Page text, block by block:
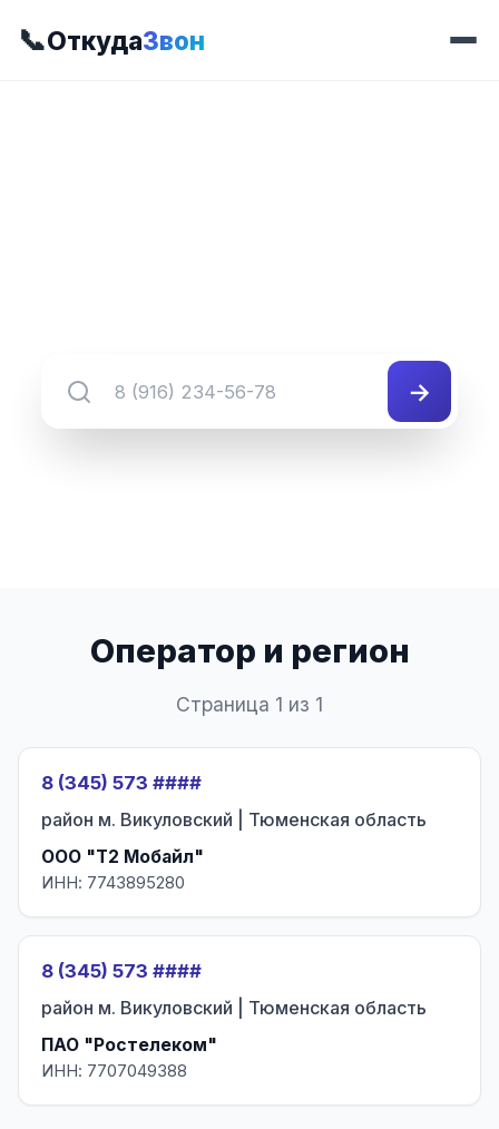
📞ОткудаЗвон
→
Оператор и регион
Страница 1 из 1
8 (345) 573 ####
район м. Викуловский | Тюменская область
ООО "Т2 Мобайл"
ИНН: 7743895280
8 (345) 573 ####
район м. Викуловский | Тюменская область
ПАО "Ростелеком"
ИНН: 7707049388